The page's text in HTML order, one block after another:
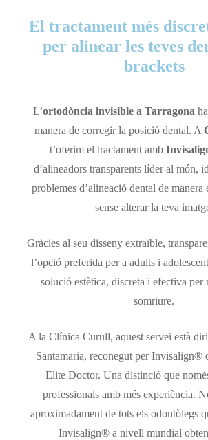
El tractament més
per alinear les teves
brackets
L’ortodòncia invisible a Tarragona
manera de corregir la posició dental. A
t’oferim el tractament amb
d’alineadors transparents líder al món,
problemes d’alineació dental de manera
sense alterar la teva
Gràcies al seu disseny extraïble,
l’opció preferida per a adults i
solució estètica, discreta i efectiva per
somriure.
A la Clínica Curull, aquest servei està
Santamaria, reconegut per Invisalign®
Elite Doctor. Una distinció que
professionals amb més experiència.
aproximadament de tots els odontòlegs
Invisalign® a nivell mundial